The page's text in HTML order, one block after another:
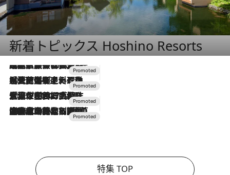
新着トピックス Hoshino Resorts
2026.7.31
【ホテル帰省】という選択肢をOMOが提案。家族とほどよい距離を保つには「昼は実家、夜は気兼ねなくホテルで！」
2026.7.24
【夏限定ディナーコース】旬を迎える稚鮎や花ズッキーニなどをイタリア・トスカーナの郷土料理の手法で満喫！
2026.7.17
「土佐和ハーブかき氷」がOMO7高知に登場！生姜、山椒、大葉など目にも舌にも涼を呼ぶ郷土の味
2026.7.10
NEW OPEN！【界 草津】名湯の地に誕生。趣の異なる2種の温泉と上州ならではの会席・蕎麦割烹など美食を味わう究極の癒やし旅
特集 TOP